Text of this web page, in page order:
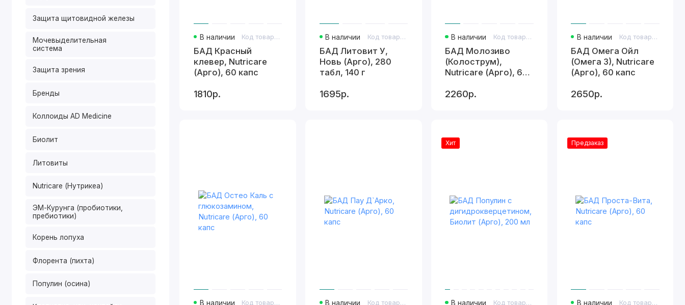
Защита щитовидной железы
Мочевыделительная
система
Защита зрения
Бренды
Коллоиды AD Medicine
Биолит
Литовиты
Nutricare (Нутрикеа)
ЭМ-Курунга (пробиотики,
пребиотики)
Корень лопуха
Флорента (пихта)
Популин (осина)
В наличии Код товара: 427
БАД Красный
клевер, Nutricare
(Арго), 60 капс
1810р.
В наличии Код товара: 107
БАД Литовит У,
Новь (Арго), 280
табл, 140 г
1695р.
В наличии Код товара: 446
БАД Молозиво
(Колострум),
Nutricare (Арго), 60
2260р.
В наличии Код товара: 439
БАД Омега Ойл
(Омега 3), Nutricare
(Арго), 60 капс
2650р.
В наличии Код товара: 419 В наличии Код товара: 421
Хит
В наличии Код товара: 314
Предзаказ
В наличии Код товара: 425